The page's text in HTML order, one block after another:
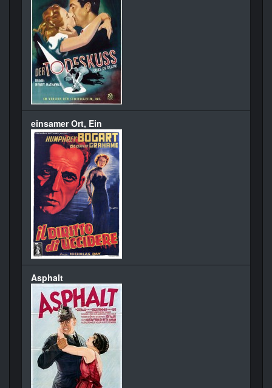
einsamer Ort, Ein
Asphalt